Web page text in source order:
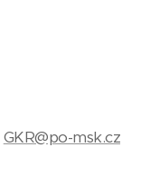
GKR@po-msk.cz